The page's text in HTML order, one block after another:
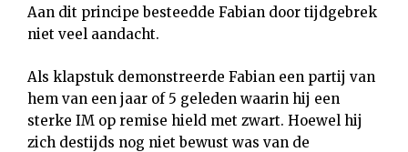
Aan dit principe besteedde Fabian door tijdgebrek
niet veel aandacht.
Als klapstuk demonstreerde Fabian een partij van
hem van een jaar of 5 geleden waarin hij een
sterke IM op remise hield met zwart. Hoewel hij
zich destijds nog niet bewust was van de